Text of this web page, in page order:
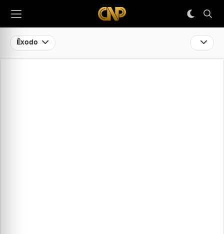
Êxodo